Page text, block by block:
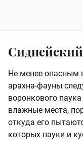
Не менее опасным
арахна-фауны
воронкового паука
влажные места,
откуда его
которых пауки и